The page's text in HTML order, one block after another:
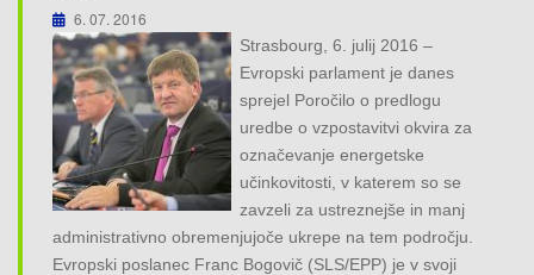
6. 07. 2016
Strasbourg, 6. julij 2016 –
Evropski parlament je danes
sprejel Poročilo o predlogu
uredbe o vzpostavitvi okvira za
označevanje energetske
učinkovitosti, v katerem so se
zavzeli za ustreznejše in manj
administrativno obremenjujoče ukrepe na tem področju.
Evropski poslanec Franc Bogovič (SLS/EPP) je v svoji